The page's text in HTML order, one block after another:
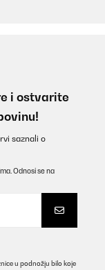
i ostvarite
saznali o
Odnosi se na
u podnožju bilo koje